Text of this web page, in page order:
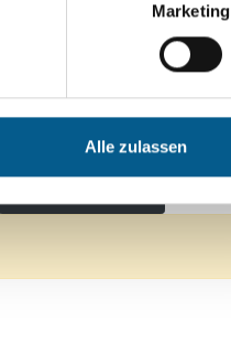
Marketing
Alle zulassen
Themen: Gesundheitswesen
Tierschutz